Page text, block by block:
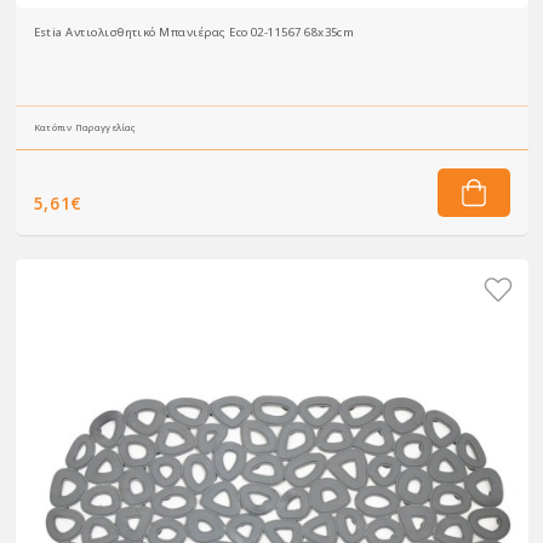
Estia Αντιολισθητικό Μπανιέρας Eco 02-11567 68x35cm
Κατόπιν Παραγγελίας
5,61€